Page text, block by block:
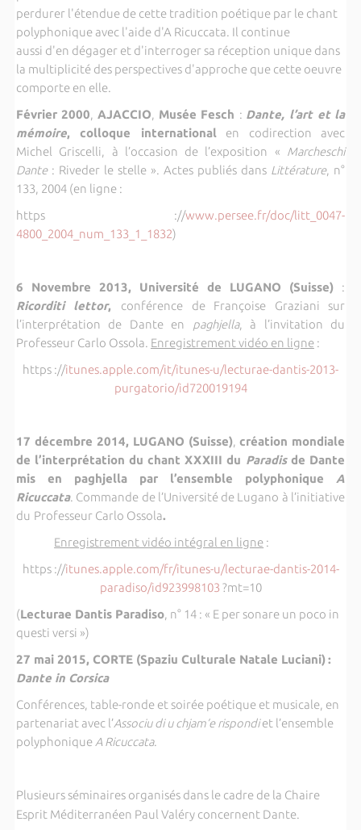
perdurer l'étendue de cette tradition poétique par le chant
polyphonique avec l'aide d'A Ricuccata. Il continue
aussi d'en dégager et d'interroger sa réception unique dans
la multiplicité des perspectives d'approche que cette oeuvre
comporte en elle.
Février 2000,AJACCIO, Musée Fesch : Dante, l’art et la
mémoire, colloque internationalen codirection avec
Michel Griscelli, à l’occasion de l’exposition « Marcheschi
Dante : Riveder le stelle ». Actes publiés dans Littérature, n°
133, 2004 (en ligne :
https ://www.persee.fr/doc/litt_0047-
4800_2004_num_133_1_
1832)
6 Novembre 2013, Université de LUGANO (Suisse) :
Ricorditi lettor, conférence
de Françoise Graziani sur
l’interprétation de Dante en paghjella, à l’invitation du
Professeur Carlo Ossola. Enregistrement vidéo en ligne:
https ://itunes.apple.com/it/itunes-u/lecturae-dantis-2013-
purgatorio/id720019194
17 décembre 2014, LUGANO (Suisse),création mondiale
de l’interprétation du chant XXXIII du Paradisde Dante
mis en paghjella
par l’ensemble polyphonique A
Ricuccata. Commande de l’Université de Lugano à l’initiative
du Professeur Carlo Ossola.
Enregistrement vidéo intégral en ligne :
https ://itunes.apple.com/fr/itunes-u/lecturae-dantis-2014-
paradiso/id923998103 ?mt=10
(Lecturae Dantis Paradiso, n° 14 : « E per sonare un poco in
questi versi »)
27 mai 2015, CORTE (Spaziu Culturale Natale Luciani):
Dante in Corsica
Conférences, table-ronde et soirée poétique et musicale, en
partenariat avec l’Associu di u chjam’e rispondiet l’ensemble
polyphonique A Ricuccata.
Plusieurs séminaires organisés dans le cadre de la Chaire
Esprit Méditerranéen Paul Valéry concernent Dante.